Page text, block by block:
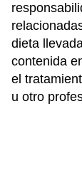
dieta
contenida
el
u otro